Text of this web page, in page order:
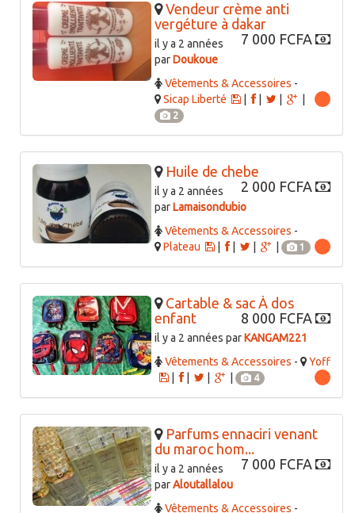
Vendeur crème anti
vergéture à dakar
7 000 FCFA
il y a 2 années
parDoukoue
Vêtements & Accessoires -
Sicap Liberté
|
2
Huile de chebe
2 000 FCFA
il y a 2 années
parLamaisondubio
Vêtements & Accessoires -
Plateau
| 1
Cartable & sac À dos
enfant
8 000 FCFA
il y a 2 années parKANGAM221
Vêtements & Accessoires -
Yoff
|
4
Parfums ennaciri venant
du maroc hom...
7 000 FCFA
il y a 2 années
parAloutallalou
Vêtements & Accessoires -